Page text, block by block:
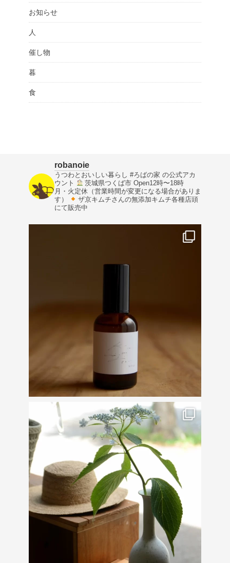
お知らせ
人
催し物
暮
食
robanoie
うつわとおいしい暮らし #ろばの家 の公式アカ
ウント
茨城県つくば市 Open12時〜18時
月・火定休（営業時間が変更になる場合がありま
す）
ザ京キムチさんの無添加キムチ各種店頭
にて販売中